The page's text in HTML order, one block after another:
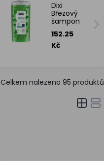
Dixi
Březový
šampon
1 l
152.25
Kč
Celkem nalezeno 95 produktů